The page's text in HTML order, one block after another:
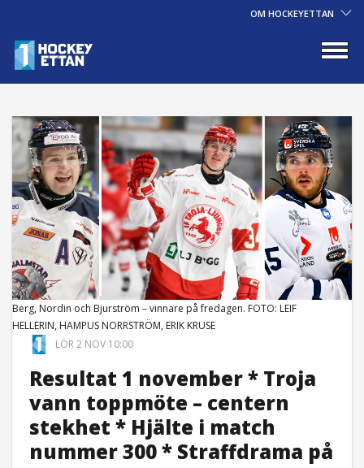
OM HOCKEYETTAN
Berg, Nordin och Bjurström – vinnare på fredagen. FOTO: LEIF
HELLERIN, HAMPUS NORRSTRÖM, ERIK KRUSE
LÖR 2 NOV 10:00
Resultat 1 november * Troja
vann toppmöte – centern
stekhet * Hjälte i match
nummer 300 * Straffdrama på